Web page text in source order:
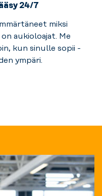
24/7
miksi
aukioloajat. Me
kun sinulle sopii -
ympäri.